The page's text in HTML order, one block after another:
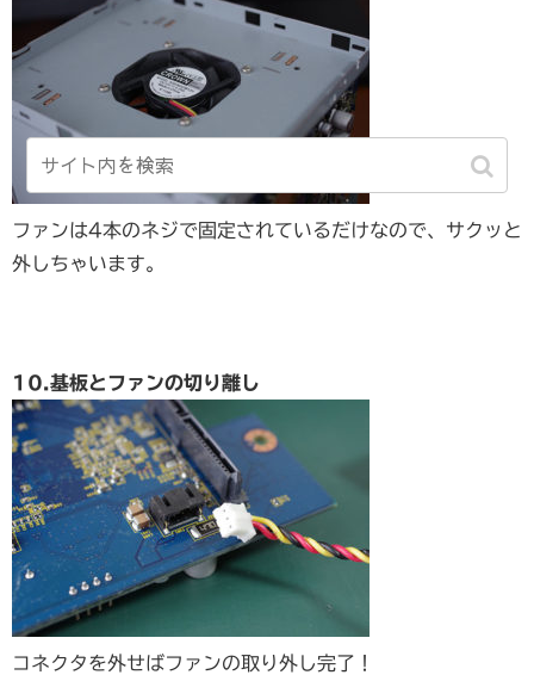
ファンは4本のネジで固定されているだけなので、サクッと
外しちゃいます。
10.基板とファンの切り離し
コネクタを外せばファンの取り外し完了！